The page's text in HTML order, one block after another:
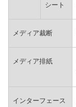
シート
メディア裁断
メディア排紙
インターフェース